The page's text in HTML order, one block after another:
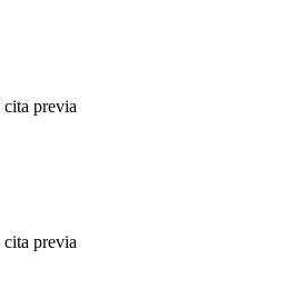
previa
previa